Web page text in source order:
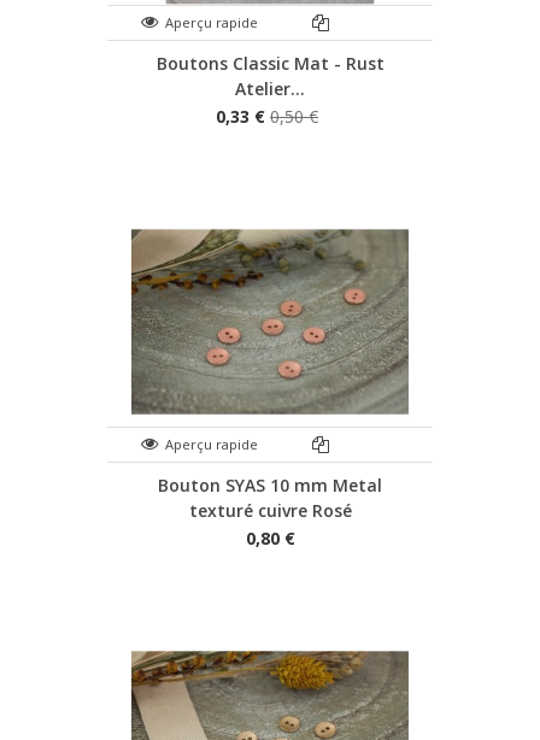
Aperçu rapide
Boutons Classic Mat - Rust
Atelier...
0,33 € 0,50 €
Aperçu rapide
Bouton SYAS 10 mm Metal
texturé cuivre Rosé
0,80 €